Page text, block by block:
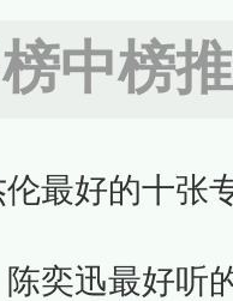
中榜
最好的十张
奕迅最好听